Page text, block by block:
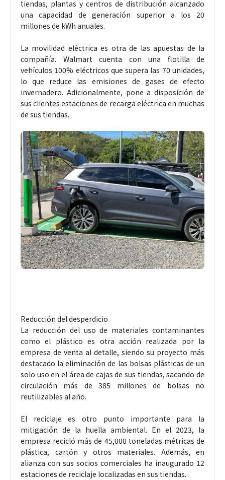
tiendas, plantas y centros de distribución alcanzado
una capacidad de generación superior a los 20
millones de kWh anuales.
La movilidad eléctrica es otra de las apuestas de la
compañía. Walmart cuenta con una flotilla de
vehículos 100% eléctricos que supera las 70 unidades,
lo que reduce las emisiones de gases de efecto
invernadero. Adicionalmente, pone a disposición de
sus clientes estaciones de recarga eléctrica en muchas
de sus tiendas.
Reducción del desperdicio
La reducción del uso de materiales contaminantes
como el plástico es otra acción realizada por la
empresa de venta al detalle, siendo su proyecto más
destacado la eliminación de las bolsas plásticas de un
solo uso en el área de cajas de sus tiendas, sacando de
circulación más de 385 millones de bolsas no
reutilizables al año.
El reciclaje es otro punto importante para la
mitigación de la huella ambiental. En el 2023, la
empresa recicló más de 45,000 toneladas métricas de
plástica, cartón y otros materiales. Además, en
alianza con sus socios comerciales ha inaugurado 12
estaciones de reciclaje localizadas en sus tiendas.